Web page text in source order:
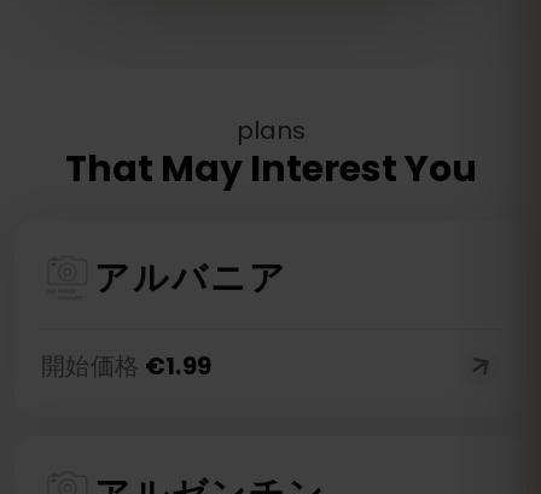
plans
That May Interest You
アルバニア
開始価格 €1.99